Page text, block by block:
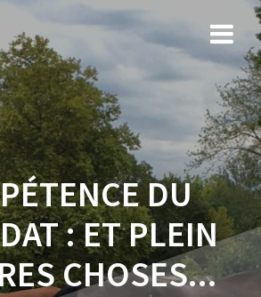
DU
:ET PLEIN
CHOSES...